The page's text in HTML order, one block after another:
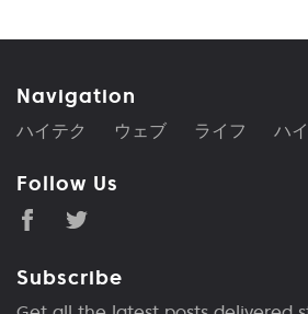
Navigation
ハイテク ウェブ ライフ ハ
Follow Us
Subscribe